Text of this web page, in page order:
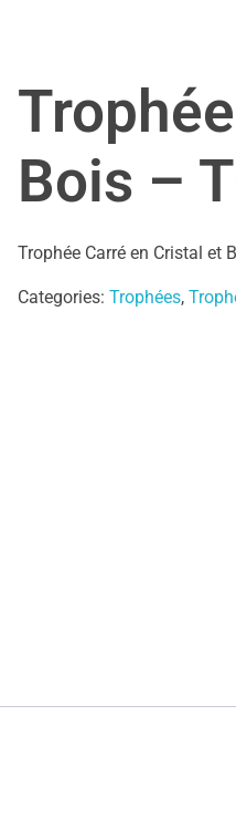
Bois –
Trophée Carré en Cristal et
Categories:Trophées,